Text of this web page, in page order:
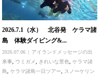
2026.7.1（水） 北谷発 ケラマ諸
島 体験ダイビング&...
2026.07.06
アイランドメッセージの出
来事
ウミガメ きれいな景色 ,ケラマ諸
島
,ケラマ諸島一日ツアー
スノーケリン